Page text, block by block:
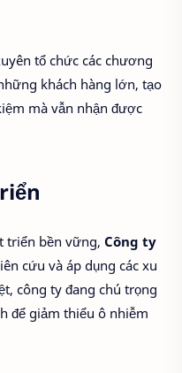
tổ chức các chương
khách hàng lớn, tạo
mà vẫn nhận được
triển bền vững, Công ty
cứu và áp dụng các xu
công ty đang chú trọng
để giảm thiểu ô nhiễm